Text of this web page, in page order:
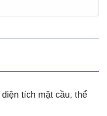
tích mặt cầu, thể